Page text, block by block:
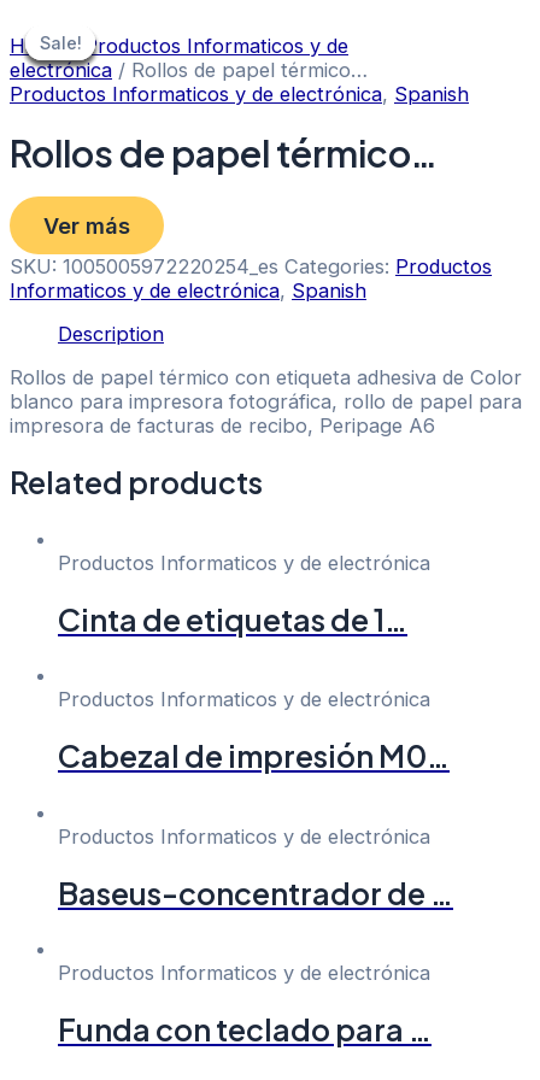
to
content
Sale!
Home/ Productos Informaticos y de
electrónica / Rollos de papel térmico…
Productos Informaticos y de electrónica, Spanish
Rollos de papel térmico…
Ver más
SKU: 1005005972220254_es Categories: Productos
Informaticos y de electrónica, Spanish
Description
Rollos de papel térmico con etiqueta adhesiva de Color
blanco para impresora fotográfica, rollo de papel para
impresora de facturas de recibo, Peripage A6
Related products
Sale!
Sale!
Productos Informaticos y de electrónica
Cinta de etiquetas de 1…
Productos Informaticos y de electrónica
Cabezal de impresión M0…
Sale!
Sale!
Productos Informaticos y de electrónica
Baseus-concentrador de …
Sale!
Sale!
Productos Informaticos y de electrónica
Funda con teclado para …